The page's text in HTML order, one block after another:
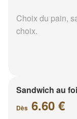
Choix du pain,
choix.
Sandwich au
Dès 6.60 €